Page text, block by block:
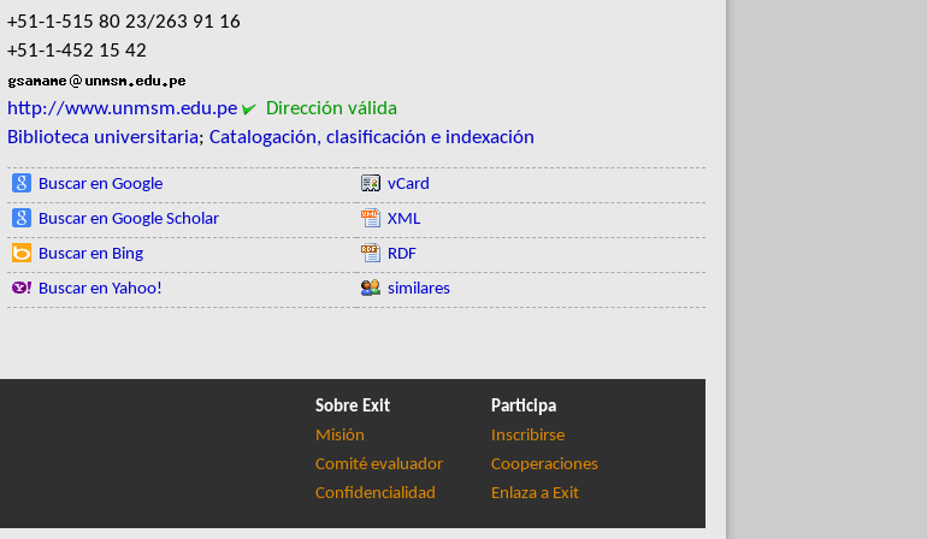
+51-1-515 80 23/263 91 16
+51-1-452 15 42
http://www.unmsm.edu.pe
Dirección válida
Biblioteca universitaria; Catalogación, clasificación e indexación
Buscar en Google
Buscar en Google Scholar
Buscar en Bing
Buscar en Yahoo!
vCard
XML
RDF
similares
Sobre Exit
Misión
Comité evaluador
Confidencialidad
Participa
Inscribirse
Cooperaciones
Enlaza a Exit